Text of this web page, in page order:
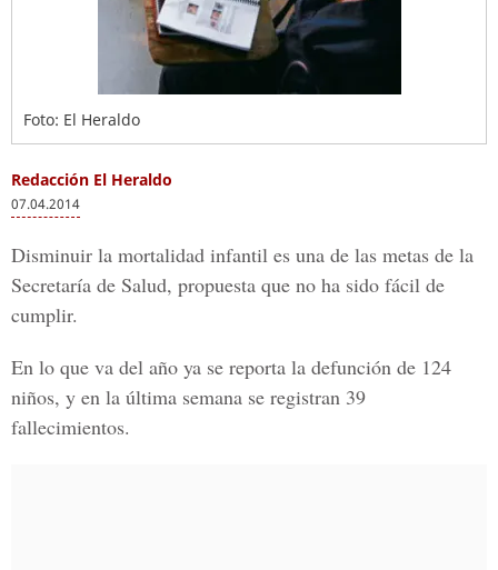
Foto: El Heraldo
Redacción El Heraldo
07.04.2014
Disminuir la mortalidad infantil es una de las metas de la
Secretaría de Salud, propuesta que no ha sido fácil de
cumplir.
En lo que va del año ya se reporta la defunción de 124
niños, y en la última semana se registran 39
fallecimientos.